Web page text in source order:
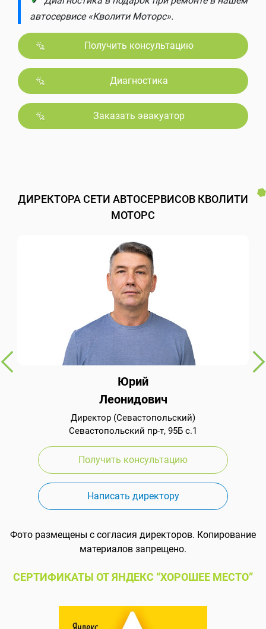
автосервисе «Кволити Моторс».
Получить консультацию
Диагностика
Заказать эвакуатор
ДИРЕКТОРА СЕТИ АВТОСЕРВИСОВ КВОЛИТИ
МОТОРС
Юрий
Леонидович
Директор (Севастопольский)
Севастопольский пр-т, 95Б с.1
Получить консультацию
Написать директору
Фото размещены с согласия директоров. Копирование
материалов запрещено.
СЕРТИФИКАТЫ ОТ ЯНДЕКС “ХОРОШЕЕ МЕСТО”